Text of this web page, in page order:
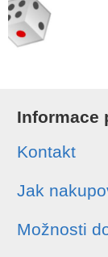
Informace
Kontakt
Jak
Možnosti